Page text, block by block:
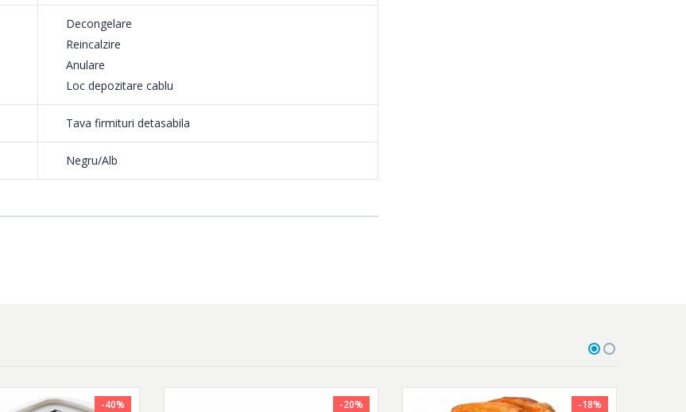
Decongelare
Reincalzire
Anulare
Loc depozitare cablu
Tava firmituri detasabila
Negru/Alb
-40% -20% -18%